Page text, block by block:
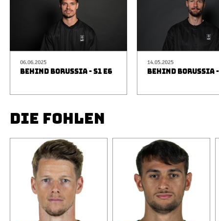
06.06.2025
BEHIND BORUSSIA - S1 E6
14.05.2025
BEHIND BORUSSIA
DIE FOHLEN